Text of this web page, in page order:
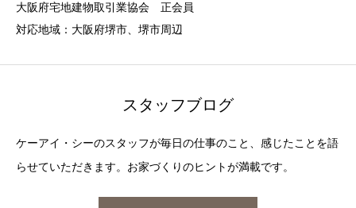
大阪府宅地建物取引業協会 正会員
対応地域：大阪府堺市、堺市周辺
スタッフブログ
ケーアイ・シーのスタッフが毎日の仕事のこと、感じたことを語
らせていただきます。お家づくりのヒントが満載です。